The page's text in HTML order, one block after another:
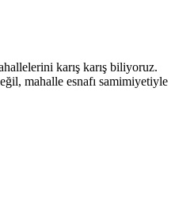
karış karış biliyoruz.
mahalle esnafı samimiyetiyle